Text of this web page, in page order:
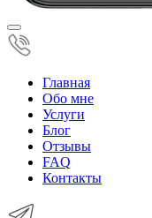
Главная
Обо мне
Услуги
Блог
Отзывы
FAQ
Контакты